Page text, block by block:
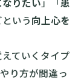
いう向上心を
ていくタイプ
り方が間違っ